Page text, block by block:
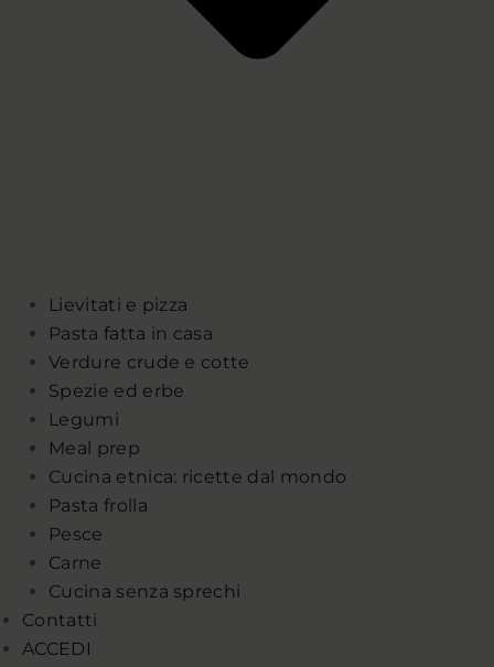
Lievitati e pizza
Pasta fatta in casa
Verdure crude e cotte
Spezie ed erbe
Legumi
Meal prep
Cucina etnica: ricette dal mondo
Pasta frolla
Pesce
Carne
Cucina senza sprechi
Contatti
ACCEDI